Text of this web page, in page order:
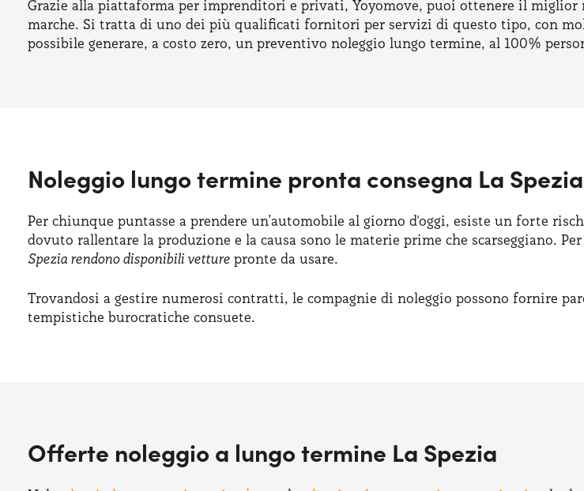
Grazie alla piattaforma per imprenditori e privati, Yoyomove, puoi ottenere il miglior
marche. Si tratta di uno dei più qualificati fornitori per servizi di questo tipo, con
possibile generare, a costo zero, un preventivo noleggio lungo termine, al 100%
Noleggio lungo termine pronta consegna La Spezia
Per chiunque puntasse a prendere un’automobile al giorno d'oggi, esiste un forte
dovuto rallentare la produzione e la causa sono le materie prime che scarseggiano.
Spezia rendono disponibili vetture pronte da usare.
Trovandosi a gestire numerosi contratti, le compagnie di noleggio possono fornire
tempistiche burocratiche consuete.
Offerte noleggio a lungo termine La Spezia